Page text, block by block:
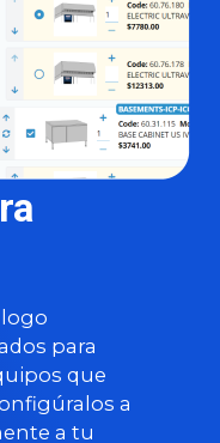
para
que
a
a tu